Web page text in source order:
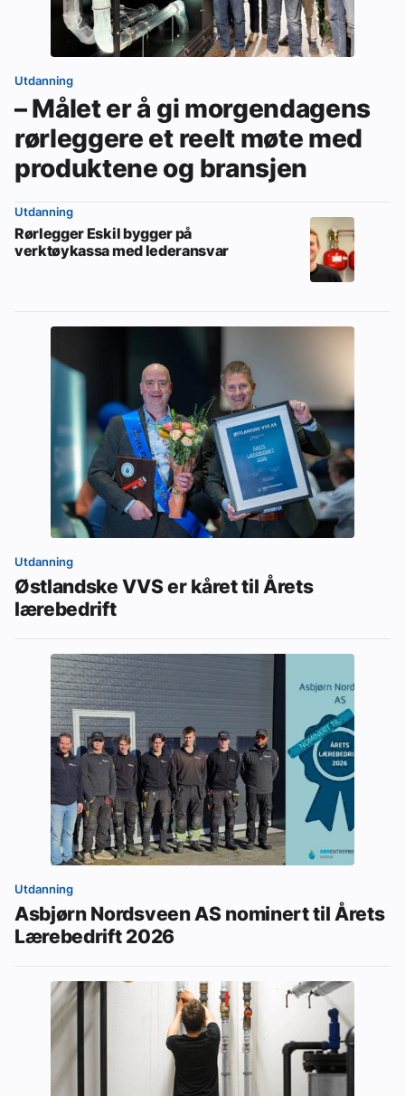
Om VVS Aktuelt
Abonner på fagbladet Byggfakta Nyheter
Annonsere i VVS Aktuelt
Kontakt oss
Tips oss
Utdanning
– Målet er å gi morgendagens
rørleggere et reelt møte med
produktene og bransjen
Utdanning
Rørlegger Eskil bygger på
verktøykassa med lederansvar
Utdanning
Østlandske VVS er kåret til Årets
lærebedrift
Utdanning
Asbjørn Nordsveen AS nominert til Årets
Lærebedrift 2026